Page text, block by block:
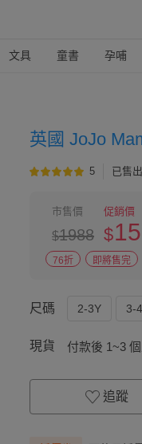
文具 童書 孕哺
英國 JoJo
5 已售
市售價
$1988
促銷價
$
76折 即將售完
尺碼 2-3Y 3-
現貨 付款後 1~3
追蹤